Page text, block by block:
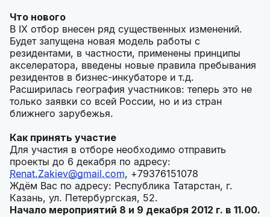
Что нового
В IX отбор внесен ряд существенных изменений.
Будет запущена новая модель работы с
резидентами, в частности, применены принципы
акселератора, введены новые правила пребывания
резидентов в бизнес-инкубаторе и т.д.
Расширилась география участников: теперь это не
только заявки со всей России, но и из стран
ближнего зарубежья.
Как принять участие
Для участия в отборе необходимо отправить
проекты до 6 декабря по адресу:
Renat.Zakiev@gmail.com, +79376151078
Ждём Вас по адресу: Республика Татарстан, г.
Казань, ул. Петербургская, 52.
Начало мероприятий 8 и 9 декабря 2012 г. в 11.00.